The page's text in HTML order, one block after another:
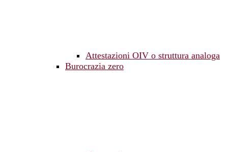
Attestazioni OIV o struttura analoga
Burocrazia zero